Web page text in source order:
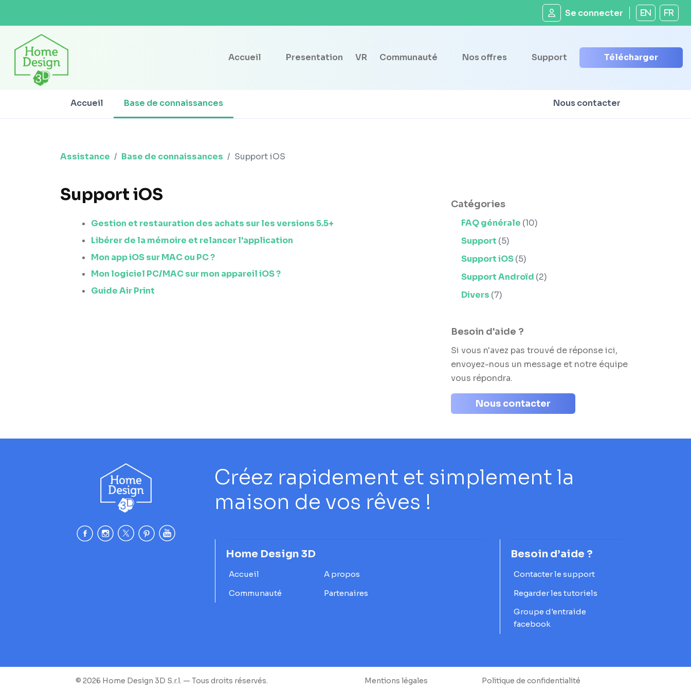
Se connecter EN FR
Accueil Presentation VR Communauté Nos offres Support Télécharger
Accueil Base de connaissances Nous contacter
Assistance Base de connaissances Support iOS
Support iOS
Gestion et restauration des achats sur les versions 5.5+
Libérer de la mémoire et relancer l'application
Mon app iOS sur MAC ou PC ?
Mon logiciel PC/MAC sur mon appareil iOS ?
Guide Air Print
Catégories
FAQ générale (10)
Support (5)
Support iOS(5)
Support Androïd (2)
Divers (7)
Besoin d'aide ?
Si vous n'avez pas trouvé de réponse ici,
envoyez-nous un message et notre équipe
vous répondra.
Nous contacter
Créez rapidement et simplement la
maison de vos rêves !
Home Design 3D
Accueil
A propos
Communauté
Partenaires
Besoin d’aide ?
Contacter le support
Regarder les tutoriels
Groupe d'entraide
facebook
© 2026 Home Design 3D S.r.l. — Tous droits réservés. Mentions légales Politique de confidentialité